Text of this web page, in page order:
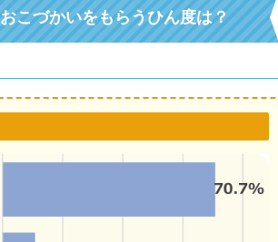
こづかいをもらうひん度は？